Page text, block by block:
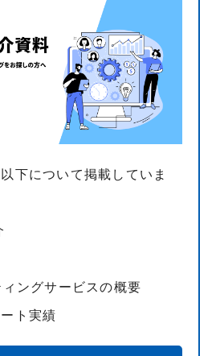
下について掲載していま
ィングサービスの概要
ト実績